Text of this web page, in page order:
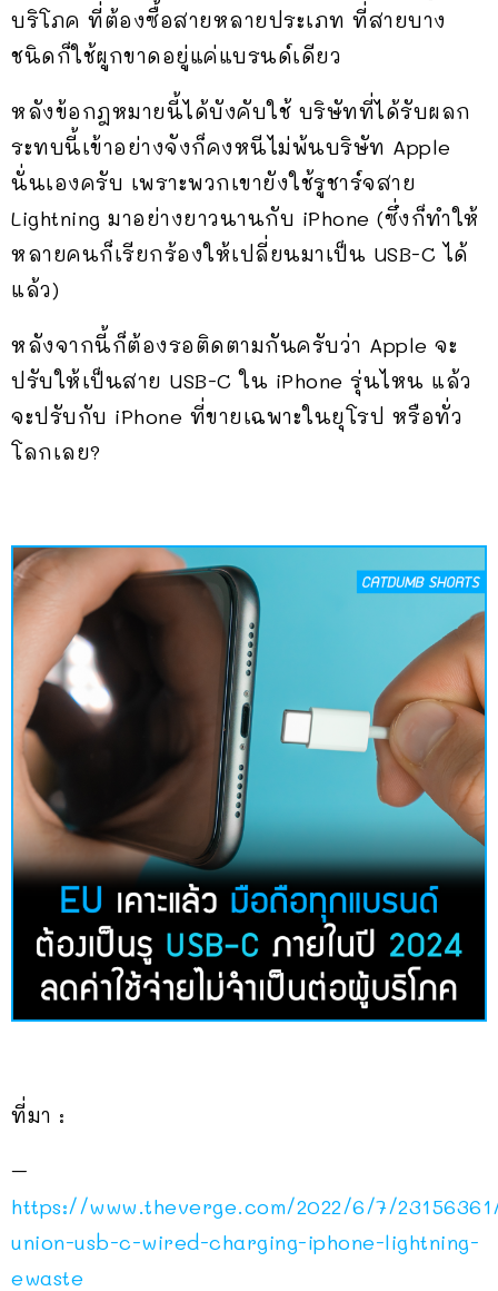
บริโภค ที่ต้องซื้อสายหลายประเภท ที่สายบาง
ชนิดก็ใช้ผูกขาดอยู่แค่แบรนด์เดียว
หลังข้อกฎหมายนี้ได้บังคับใช้ บริษัทที่ได้รับผลก
ระทบนี้เข้าอย่างจังก็คงหนีไม่พ้นบริษัท Apple
นั่นเองครับ เพราะพวกเขายังใช้รูชาร์จสาย
Lightning มาอย่างยาวนานกับ iPhone (ซึ่งก็ทำให้
หลายคนก็เรียกร้องให้เปลี่ยนมาเป็น USB-C ได้
แล้ว)
หลังจากนี้ก็ต้องรอติดตามกันครับว่า Apple จะ
ปรับให้เป็นสาย USB-C ใน iPhone รุ่นไหน แล้ว
จะปรับกับ iPhone ที่ขายเฉพาะในยุโรป หรือทั่ว
โลกเลย?
ที่มา :
–
https://www.theverge.com/2022/6/7/
union-usb-c-wired-charging-iphone-lightning-
ewaste